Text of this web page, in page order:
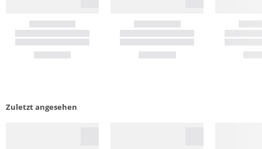
Zuletzt angesehen